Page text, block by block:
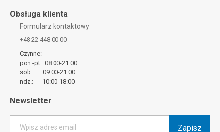
Obsługa klienta
Formularz kontaktowy
+48 22 448 00 00
Czynne:
pon.-pt.: 08:00-21:00
sob.: 09:00-21:00
ndz.: 10:00-18:00
Newsletter
Wpisz adres email Zapisz